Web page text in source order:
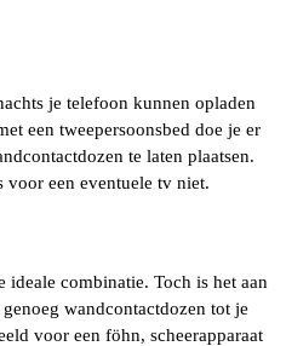
je telefoon kunnen opladen
een tweepersoonsbed doe je er
te laten plaatsen.
voor een eventuele tv niet.
combinatie. Toch is het aan
wandcontactdozen tot je
voor een föhn, scheerapparaat